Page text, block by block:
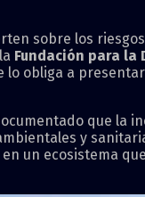
sobre los
Fundación para la
lo obliga a
que la
y
un ecosistema